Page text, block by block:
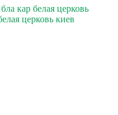
кар белая церковь
церковь киев